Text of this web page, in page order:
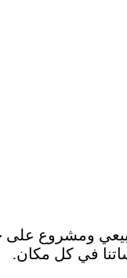
ومشروع على
في كل مكان.